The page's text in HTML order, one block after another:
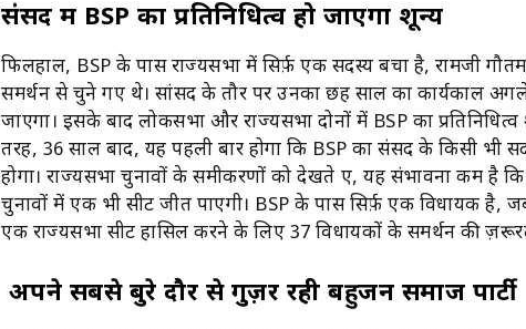
संसद में BSP का प्रतिनिधित्व हो जाएगा शून्य
फिलहाल, BSP के पास राज्यसभा में सिर्फ़ एक सदस्य बचा है, रामजी
समर्थन से चुने गए थे। सांसद के तौर पर उनका छह साल का कार्यकाल
जाएगा। इसके बाद लोकसभा और राज्यसभा दोनों में BSP का
तरह, 36 साल बाद, यह पहली बार होगा कि BSP का संसद के किसी भी
होगा। राज्यसभा चुनावों के समीकरणों को देखते हुए, यह संभावना कम है
चुनावों में एक भी सीट जीत पाएगी। BSP के पास सिर्फ़ एक विधायक है,
एक राज्यसभा सीट हासिल करने के लिए 37 विधायकों के समर्थन की
अपने सबसे बुरे दौर से गुज़र रही बहुजन समाज पार्टी